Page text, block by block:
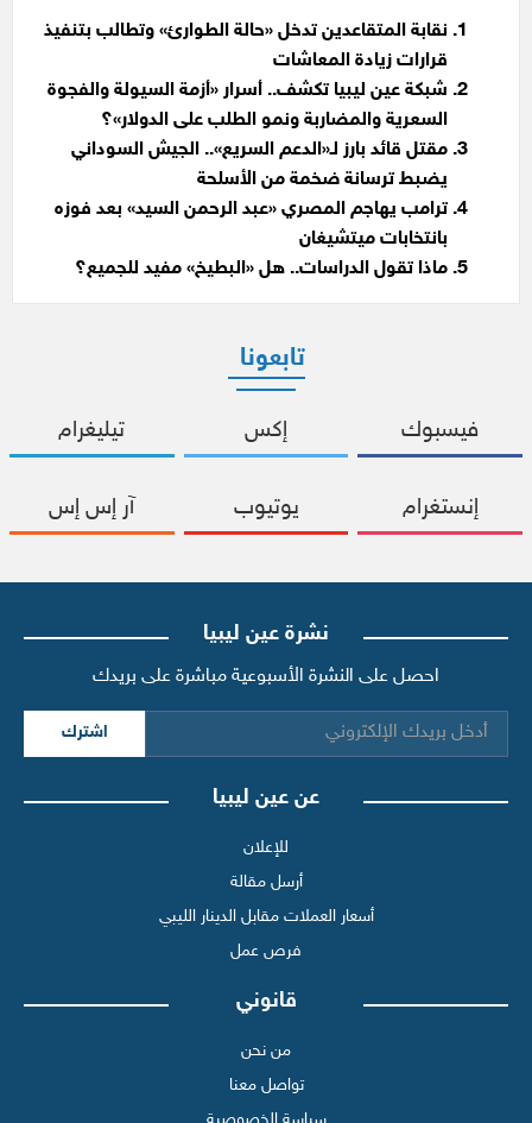
نقابة المتقاعدين تدخل «حالة الطوارئ» وتطالب بتنفيذ
قرارات زيادة المعاشات
شبكة عين ليبيا تكشف.. أسرار «أزمة السيولة والفجوة
السعرية والمضاربة ونمو الطلب على الدولار»؟
مقتل قائد بارز لـ«الدعم السريع».. الجيش السوداني
يضبط ترسانة ضخمة من الأسلحة
ترامب يهاجم المصري «عبد الرحمن السيد» بعد فوزه
بانتخابات ميتشيغان
ماذا تقول الدراسات.. هل «البطيخ» مفيد للجميع؟
تابعونا
فيسبوك إكس تيليغرام
إنستغرام يوتيوب آر إس إس
نشرة عين ليبيا
احصل على النشرة الأسبوعية مباشرة على بريدك
اشترك
عن عين ليبيا
للإعلان
أرسل مقالة
أسعار العملات مقابل الدينار الليبي
فرص عمل
قانوني
من نحن
تواصل معنا